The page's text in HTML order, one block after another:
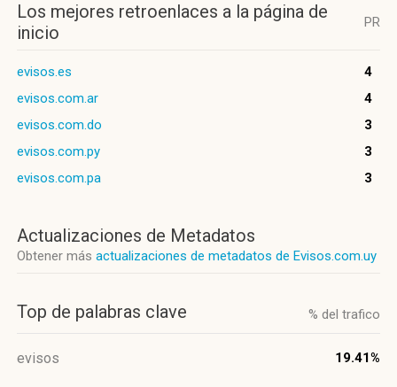
Los mejores retroenlaces a la página de
inicio
PR
evisos.es
4
evisos.com.ar
4
evisos.com.do
3
evisos.com.py
3
evisos.com.pa
3
Actualizaciones de Metadatos
Obtener más actualizaciones de metadatos de Evisos.com.uy
Top de palabras clave % del trafico
evisos 19.41%